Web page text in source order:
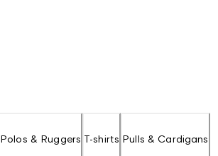
Polos & Ruggers T-shirts Pulls & Cardigans